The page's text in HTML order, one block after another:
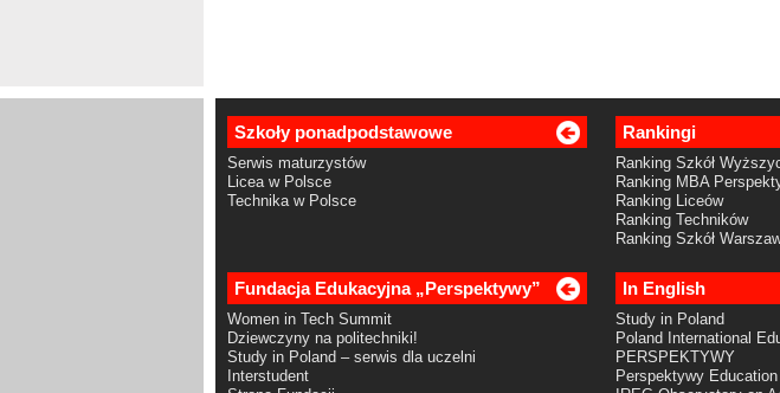
Szkoły ponadpodstawowe
Serwis maturzystów
Licea w Polsce
Technika w Polsce
Rankingi
Ranking Szkół
Ranking MBA
Ranking Liceów
Ranking Techników
Ranking Szkół
Fundacja Edukacyjna „Perspektywy”
Women in Tech Summit
Dziewczyny na politechniki!
Study in Poland – serwis dla uczelni
Interstudent
In English
Study in Poland
Poland International
PERSPEKTYWY
Perspektywy